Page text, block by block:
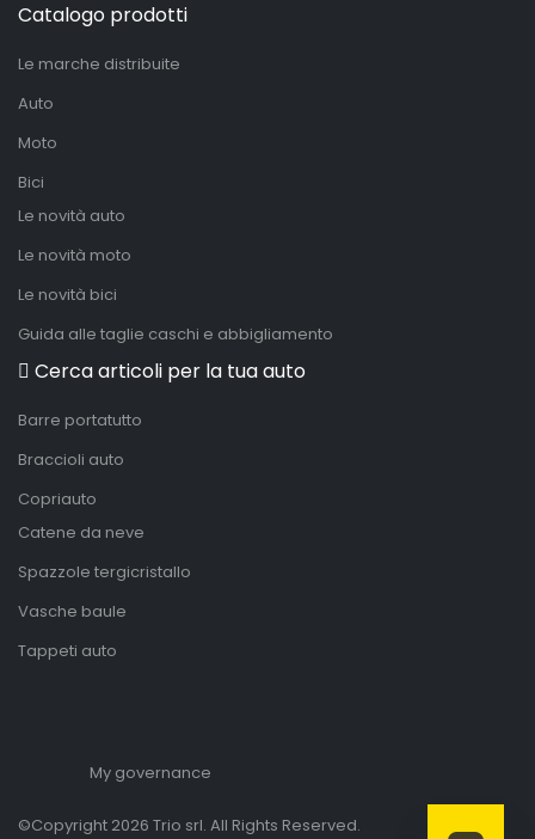
Catalogo prodotti
Le marche distribuite
Auto
Moto
Bici
Le novità auto
Le novità moto
Le novità bici
Guida alle taglie caschi e abbigliamento
Cerca articoli per la tua auto
Barre portatutto
Braccioli auto
Copriauto
Catene da neve
Spazzole tergicristallo
Vasche baule
Tappeti auto
My governance
©Copyright 2026 Trio srl. All Rights Reserved.